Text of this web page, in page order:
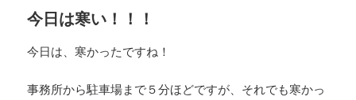
今日は寒い！！！
今日は、寒かったですね！
事務所から駐車場まで５分ほどですが、それでも寒かっ